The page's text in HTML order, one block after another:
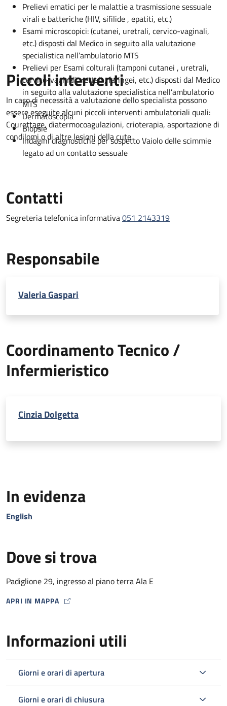
Prelievi ematici per le malattie a trasmissione sessuale
virali e batteriche (HIV, sifilide , epatiti, etc.)
Esami microscopici: (cutanei, uretrali, cervico-vaginali,
etc.) disposti dal Medico in seguito alla valutazione
specialistica nell’ambulatorio MTS
Prelievi per Esami colturali (tamponi cutanei , uretrali,
cervico-vaginali, rettali , faringei, etc.) disposti dal Medico
in seguito alla valutazione specialistica nell’ambulatorio
MTS
Dermatoscopia
Biopsie
Indagini diagnostiche per sospetto Vaiolo delle scimmie
legato ad un contatto sessuale
Piccoli interventi
In caso di necessità a valutazione dello specialista possono
essere eseguite alcuni piccoli interventi ambulatoriali quali:
Courettage, diatermocoagulazioni, crioterapia, asportazione di
condilomi o di altre lesioni della cute.
Contatti
Segreteria telefonica informativa051 2143319
Responsabile
Valeria Gaspari
Coordinamento Tecnico /
Infermieristico
Cinzia Dolgetta
In evidenza
English
Dove si trova
Padiglione 29, ingresso al piano terra Ala E
APRI IN MAPPA
MAP ICON
Informazioni utili
Giorni e orari di apertura
Giorni e orari di chiusura